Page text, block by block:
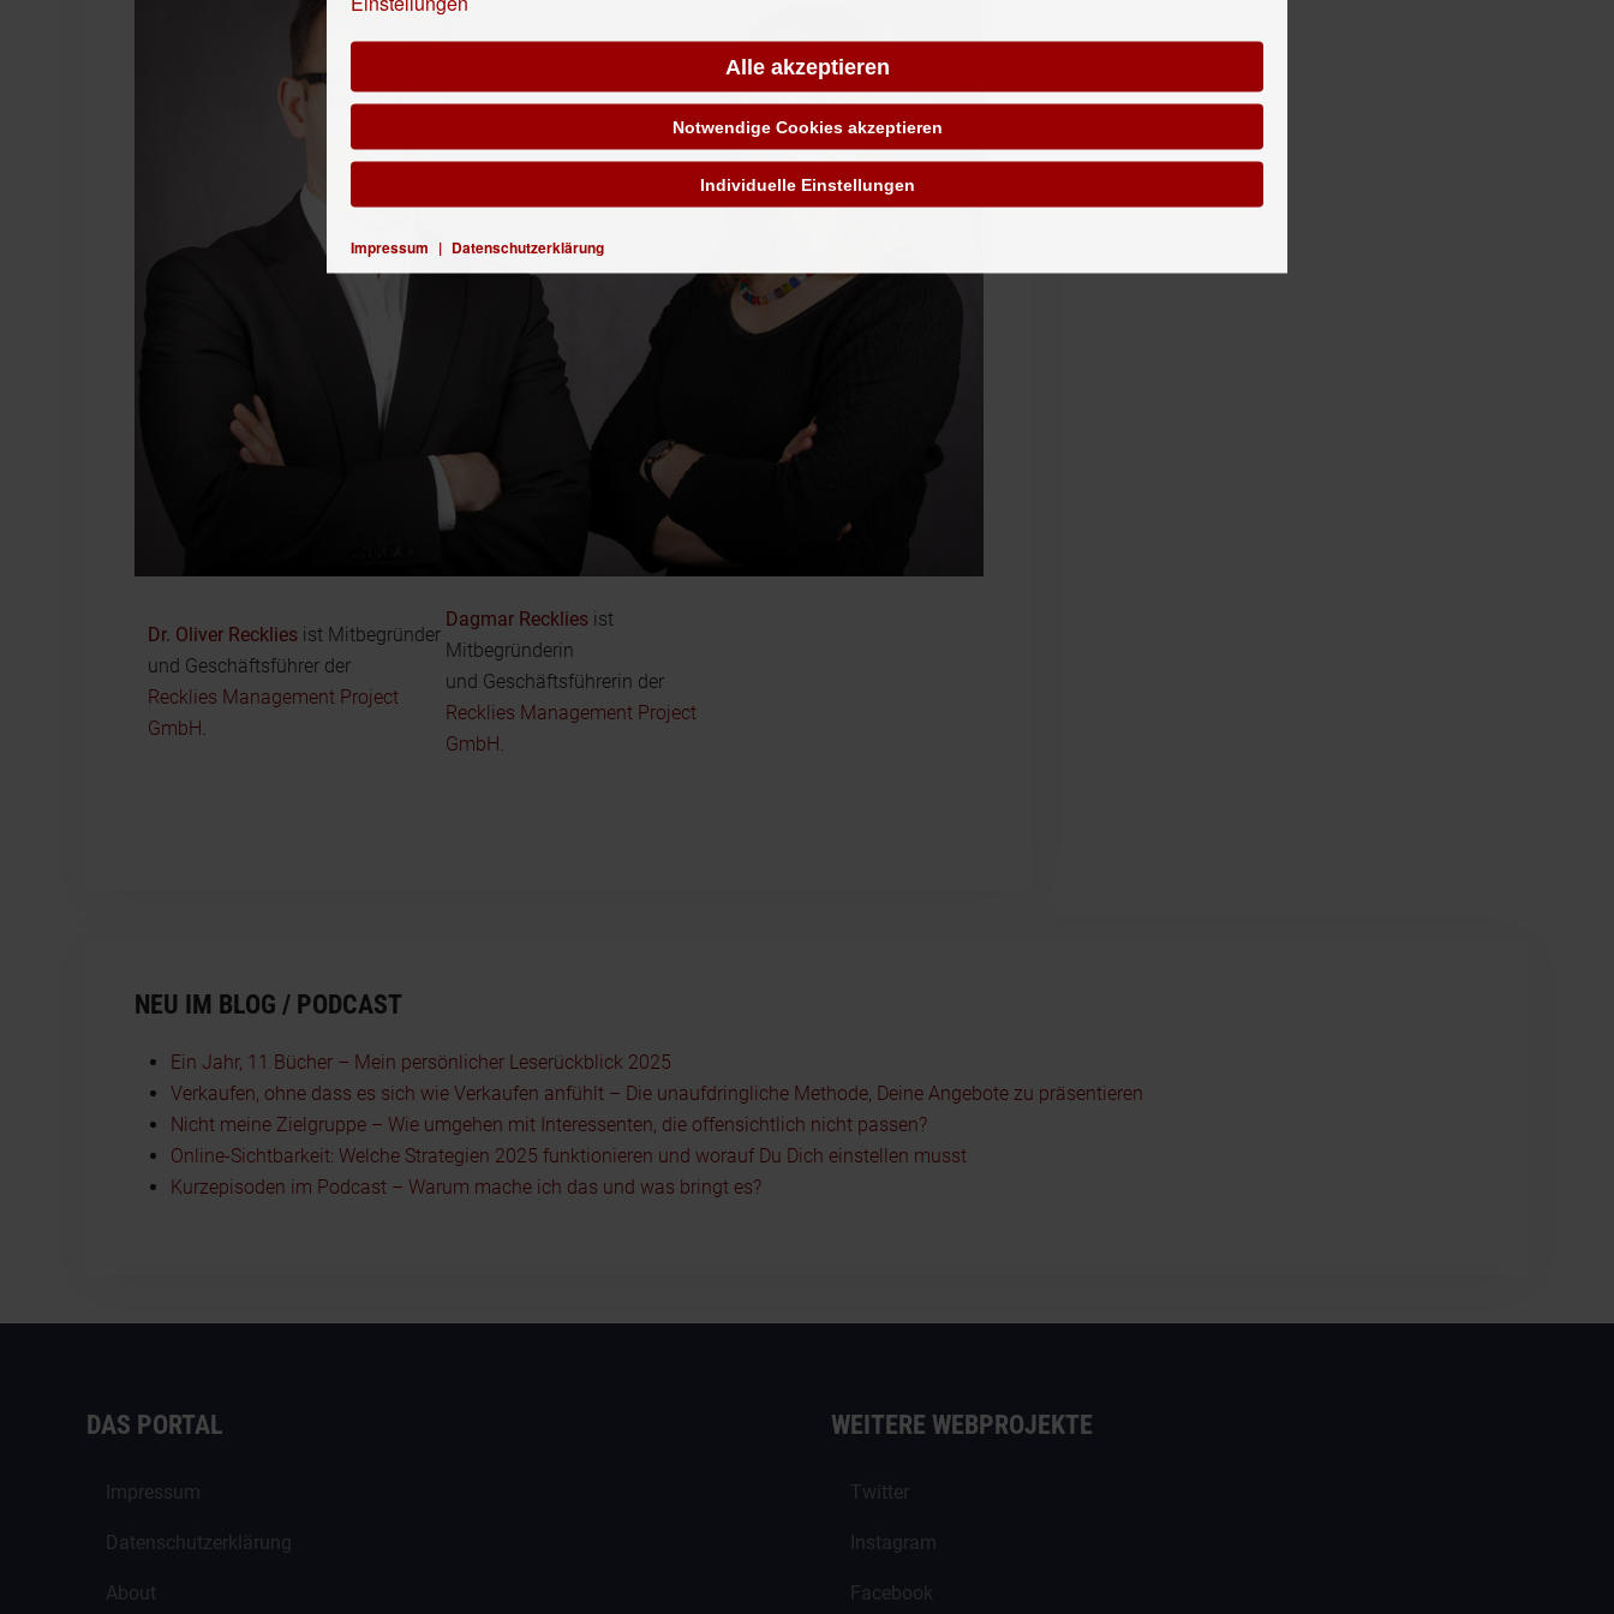
Dr. Oliver Recklies ist Mitbegründer
und Geschäftsführer der
Recklies Management Project
GmbH
Dagmar Recklies ist
Mitbegründerin
und Geschäftsführerin der
Recklies Management Project
GmbH
NEU IM BLOG / PODCAST
Ein Jahr, 11 Bücher – Mein persönlicher Leserückblick 2025
Verkaufen, ohne dass es sich wie Verkaufen anfühlt – Die unaufdringliche Methode, Deine Angebote zu präsentieren
Nicht meine Zielgruppe – Wie umgehen mit Interessenten, die offensichtlich nicht passen?
Online-Sichtbarkeit: Welche Strategien 2025 funktionieren und worauf Du Dich einstellen musst
Kurzepisoden im Podcast – Warum mache ich das und was bringt es?
DAS PORTAL
Impressum
Datenschutzerklärung
About
WEITERE WEBPROJEKTE
Twitter
Instagram
Facebook
Alle akzeptieren
Notwendige Cookies akzeptieren
Impressum | Datenschutzerklärung
Individuelle Einstellungen